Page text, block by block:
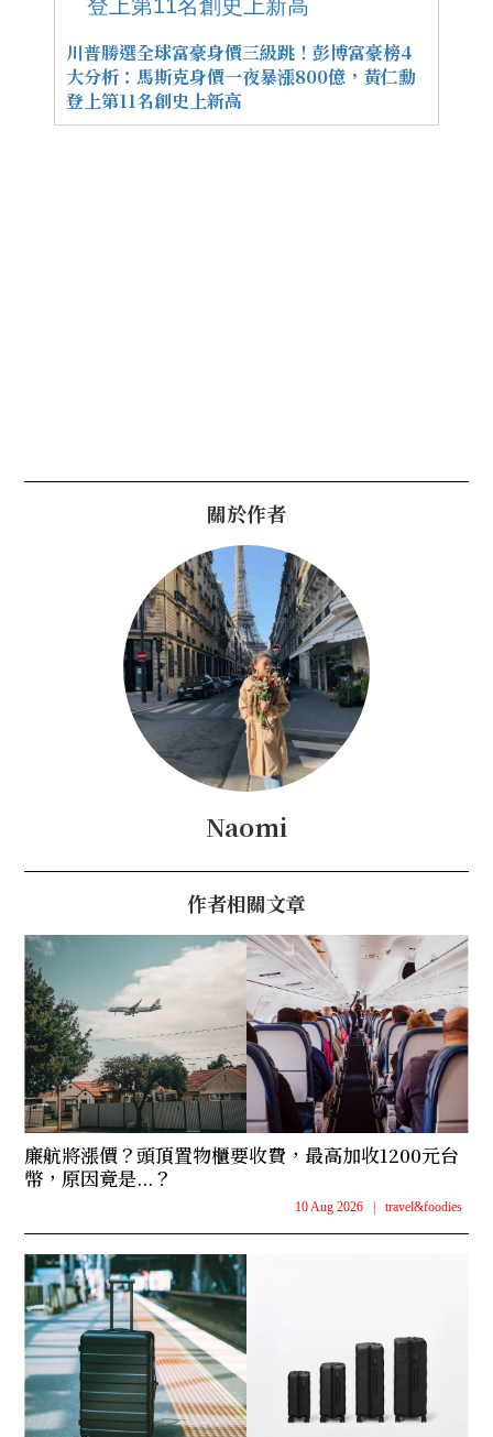
川普勝選全球富豪身價三級跳！彭博富豪榜4
大分析：馬斯克身價一夜暴漲800億，黃仁勳
登上第11名創史上新高
關於作者
Naomi
作者相關文章
廉航將漲價？頭頂置物櫃要收費，最高加收1200元台
幣，原因竟是...？
10 Aug 2026 | travel&foodies